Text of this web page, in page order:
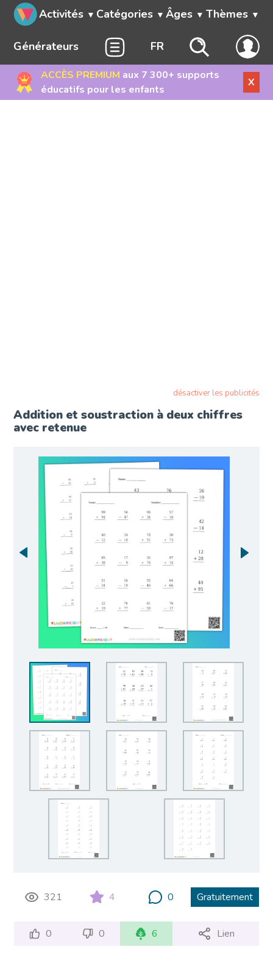
Activités Catégories Âges Thèmes
Générateurs FR
ACCÈS PREMIUM aux 7 300+ supports
éducatifs pour les enfants
X
désactiver les publicités
Addition et soustraction à deux chiffres
avec retenue
321 4 0 Gratuitement
0 0 6 Lien